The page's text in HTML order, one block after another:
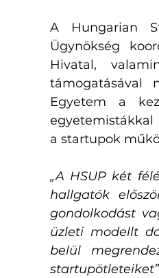
A Hungarian
Ügynökség
Hivatal,
támogatásával
Egyetem a
a startupok
„A HSUP két
hallgatók
gondolkodást
üzleti modellt
belül